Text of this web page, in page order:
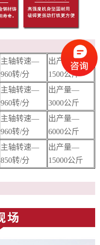
主轴转速—
960转/分
出产量—
1500公斤
主轴转速—
960转/分
出产量—
3000公斤
主轴转速—
960转/分
出产量—
6000公斤
主轴转速—
850转/分
出产量—
15000公斤